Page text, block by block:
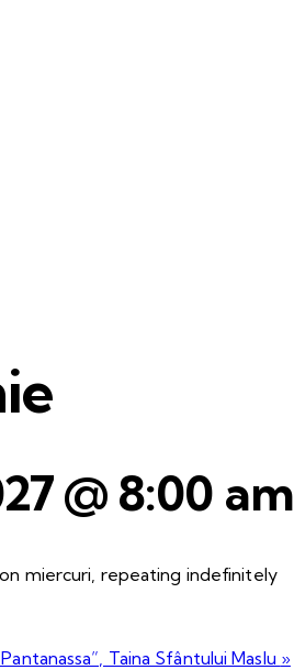
@ 8:00 am
miercuri, repeating indefinitely
Taina Sfântului Maslu »